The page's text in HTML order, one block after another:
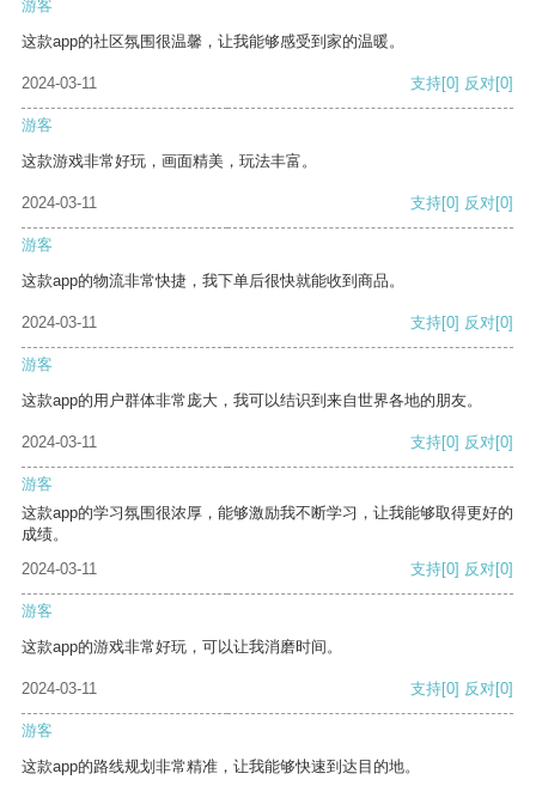
游客
这款app的社区氛围很温馨，让我能够感受到家的温暖。
2024-03-11 支持[0] 反对[0]
游客
这款游戏非常好玩，画面精美，玩法丰富。
2024-03-11 支持[0] 反对[0]
游客
这款app的物流非常快捷，我下单后很快就能收到商品。
2024-03-11 支持[0] 反对[0]
游客
这款app的用户群体非常庞大，我可以结识到来自世界各地的朋友。
2024-03-11 支持[0] 反对[0]
游客
这款app的学习氛围很浓厚，能够激励我不断学习，让我能够取得更好的
成绩。
2024-03-11
支持[0] 反对[0]
游客
这款app的游戏非常好玩，可以让我消磨时间。
2024-03-11 支持[0] 反对[0]
游客
这款app的路线规划非常精准，让我能够快速到达目的地。